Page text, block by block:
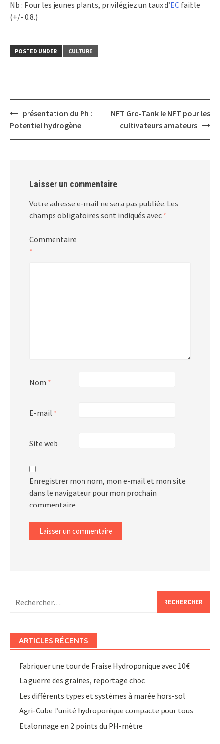
Nb : Pour les jeunes plants, privilégiez un taux d’EC faible
(+/- 0.8.)
POSTED UNDER CULTURE
Post
navigation
présentation du Ph :
Potentiel hydrogène
NFT Gro-Tank le NFT pour les
cultivateurs amateurs
Laisser un commentaire
Votre adresse e-mail ne sera pas publiée. Les
champs obligatoires sont indiqués avec *
Commentaire
*
Nom *
E-mail *
Site web
Enregistrer mon nom, mon e-mail et mon site
dans le navigateur pour mon prochain
commentaire.
ARTICLES RÉCENTS
Fabriquer une tour de Fraise Hydroponique avec 10€
La guerre des graines, reportage choc
Les différents types et systèmes à marée hors-sol
Agri-Cube l’unité hydroponique compacte pour tous
Etalonnage en 2 points du PH-mètre